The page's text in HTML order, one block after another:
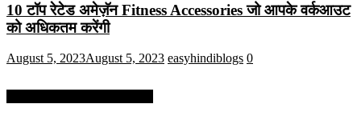
10 टॉप रेटेड अमेज़ॅन Fitness Accessories जो आपके वर्कआउट
को अधिकतम करेंगी
August 5, 2023August 5, 2023 easyhindiblogs 0